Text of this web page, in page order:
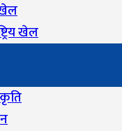
खेल
खेल